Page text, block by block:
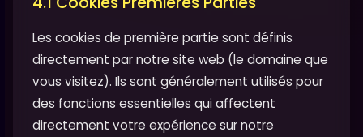
Les cookies de première partie sont définis
directement par notre site web (le domaine que
vous visitez). Ils sont généralement utilisés pour
des fonctions essentielles qui affectent
directement votre expérience sur notre